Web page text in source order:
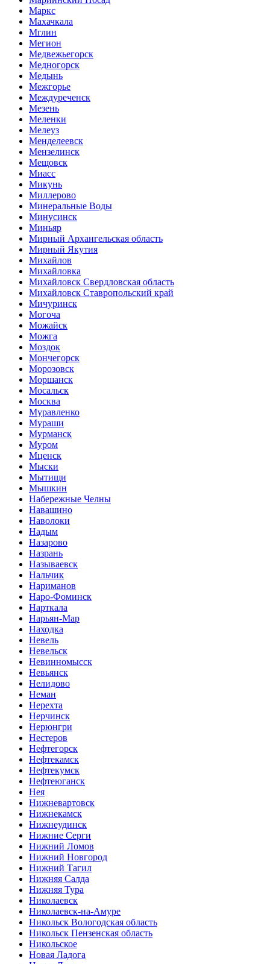
Маркс
Махачкала
Мглин
Мегион
Медвежьегорск
Медногорск
Медынь
Межгорье
Междуреченск
Мезень
Меленки
Мелеуз
Менделеевск
Мензелинск
Мещовск
Миасс
Микунь
Миллерово
Минеральные Воды
Минусинск
Миньяр
Мирный Архангельская область
Мирный Якутия
Михайлов
Михайловка
Михайловск Свердловская область
Михайловск Ставропольский край
Мичуринск
Могоча
Можайск
Можга
Моздок
Мончегорск
Морозовск
Моршанск
Мосальск
Москва
Муравленко
Мураши
Мурманск
Муром
Мценск
Мыски
Мытищи
Мышкин
Набережные Челны
Навашино
Наволоки
Надым
Назарово
Назрань
Называевск
Нальчик
Нариманов
Наро-Фоминск
Нарткала
Нарьян-Мар
Находка
Невель
Невельск
Невинномысск
Невьянск
Нелидово
Неман
Нерехта
Нерчинск
Нерюнгри
Нестеров
Нефтегорск
Нефтекамск
Нефтекумск
Нефтеюганск
Нея
Нижневартовск
Нижнекамск
Нижнеудинск
Нижние Серги
Нижний Ломов
Нижний Новгород
Нижний Тагил
Нижняя Салда
Нижняя Тура
Николаевск
Николаевск-на-Амуре
Никольск Вологодская область
Никольск Пензенская область
Никольское
Новая Ладога